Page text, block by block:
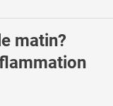
matin?